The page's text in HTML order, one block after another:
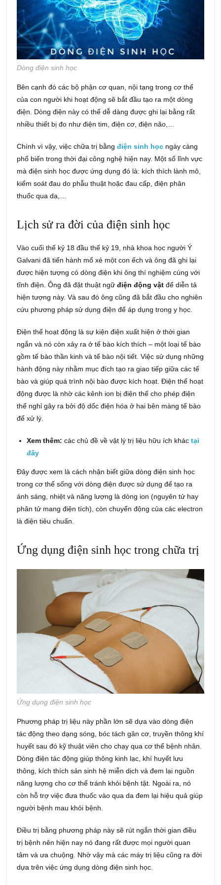
Dòng điện sinh học
Bên cạnh đó các bộ phận cơ quan, nội tạng trong cơ thể
của con người khi hoạt động sẽ bắt đầu tạo ra một dòng
điện. Dòng điện này có thể dễ dàng được ghi lại bằng rất
nhiều thiết bị đo như điện tim, điện cơ, điện não,…
Chính vì vậy, việc chữa trị bằngđiện sinh học ngày càng
phổ biến trong thời đại công nghệ hiện nay. Một số lĩnh vực
mà điện sinh học được ứng dụng đó là: kích thích lành mô,
kiểm soát đau do phẫu thuật hoặc đau cấp, điện phân
thuốc qua da,…
Lịch sử ra đời của điện sinh học
Vào cuối thế kỷ 18 đầu thế kỷ 19, nhà khoa học người Ý
Galvani đã tiến hành mổ xẻ một con ếch và ông đã ghi lại
được hiện tượng có dòng điện khi ông thí nghiệm cùng với
tĩnh điện. Ông đã đặt thuật ngữđiện động vậtđể diễn tả
hiện tượng này. Và sau đó ông cũng đã bắt đầu cho nghiên
cứu phương pháp sử dụng điện để áp dụng trong y học.
Điện thế hoạt động là sự kiện điện xuất hiện ở thời gian
ngắn và nó còn xảy ra ở tế bào kích thích – một loại tế bào
gồm tế bào thần kinh và tế bào nội tiết. Việc sử dụng những
hành động này nhằm mục đích tạo ra giao tiếp giữa các tế
bào và giúp quá trình nội bào được kích hoạt. Điện thế hoạt
động được là nhờ các kênh ion bị điện thế cho phép điện
thế nghỉ gây ra bởi độ dốc điện hóa ở hai bên màng tế bào
để xử lý.
Xem thêm: các chủ đề về vật lý trị liệu hữu ích kháctại
đây
Đây được xem là cách nhận biết giữa dòng điện sinh học
trong cơ thể sống với dòng điện được sử dụng để tạo ra
ánh sáng, nhiệt và năng lượng là dòng ion (nguyên tử hay
phân tử mang điện tích), còn chuyển động của các electron
là điện tiêu chuẩn.
Ứng dụng điện sinh học trong chữa trị
Ứng dụng điện sinh học
Phương pháp trị liệu này phần lớn sẽ dựa vào dòng điện
tác động theo dạng sóng, bóc tách gân cơ, truyền thông khí
huyết sau đó kỹ thuật viên cho chạy qua cơ thể bệnh nhân.
Dòng điện tác động giúp thông kinh lạc, khí huyết lưu
thông, kích thích sản sinh hệ miễn dịch và đem lại nguồn
năng lượng cho cơ thể tránh khỏi bệnh tật. Ngoài ra, nó
còn hỗ trợ việc đưa thuốc vào qua da đem lại hiệu quả giúp
người bệnh mau khỏi bệnh.
Điều trị bằng phương pháp này sẽ rút ngắn thời gian điều
trị bệnh nên hiện nay nó đang rất được mọi người quan
tâm và ưa chuộng. Nhờ vậy mà các máy trị liệu cũng ra đời
dựa trên việc ứng dụng dòng điện sinh học.